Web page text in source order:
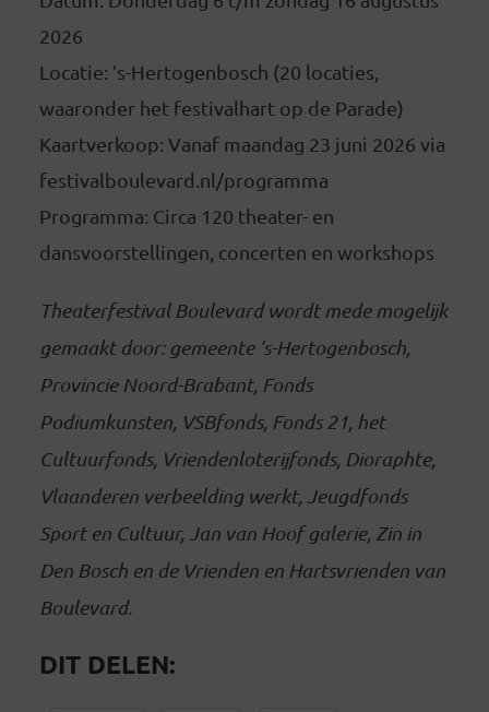
2026
Locatie: ’s-Hertogenbosch (20 locaties,
waaronder het festivalhart op de Parade)
Kaartverkoop: Vanaf maandag 23 juni 2026 via
festivalboulevard.nl/programma
Programma: Circa 120 theater- en
dansvoorstellingen, concerten en workshops
Theaterfestival Boulevard wordt mede mogelijk
gemaakt door: gemeente ’s-Hertogenbosch,
Provincie Noord-Brabant, Fonds
Podiumkunsten, VSBfonds, Fonds 21, het
Cultuurfonds, Vriendenloterijfonds, Dioraphte,
Vlaanderen verbeelding werkt, Jeugdfonds
Sport en Cultuur, Jan van Hoof galerie, Zin in
Den Bosch en de Vrienden en Hartsvrienden van
Boulevard.
DIT DELEN: